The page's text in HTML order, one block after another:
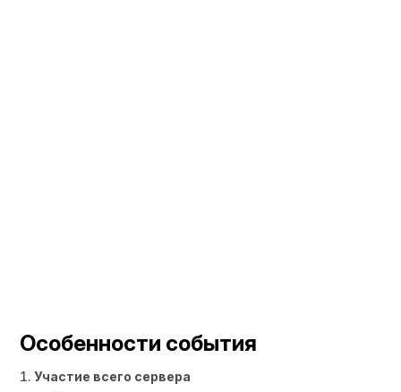
Особенности события
Участие всего сервера